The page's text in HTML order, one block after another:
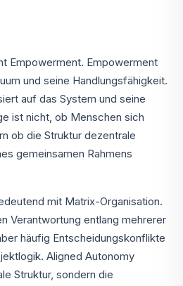
Empowerment. Empowerment
und seine Handlungsfähigkeit.
auf das System und seine
ist nicht, ob Menschen sich
ob die Struktur dezentrale
gemeinsamen Rahmens
mit Matrix-Organisation.
Verantwortung entlang mehrerer
häufig Entscheidungskonflikte
Aligned Autonomy
Struktur, sondern die